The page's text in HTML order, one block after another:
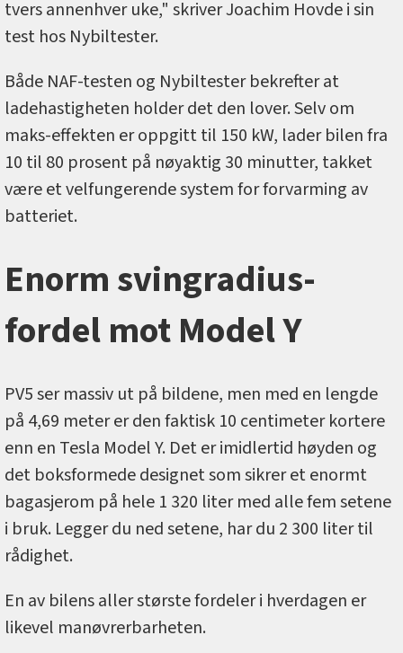
tvers annenhver uke," skriver Joachim Hovde i sin
test hos Nybiltester.
Både NAF-testen og Nybiltester bekrefter at
ladehastigheten holder det den lover. Selv om
maks-effekten er oppgitt til 150 kW, lader bilen fra
10 til 80 prosent på nøyaktig 30 minutter, takket
være et velfungerende system for forvarming av
batteriet.
Enorm svingradius-
fordel mot Model Y
PV5 ser massiv ut på bildene, men med en lengde
på 4,69 meter er den faktisk 10 centimeter kortere
enn en Tesla Model Y. Det er imidlertid høyden og
det boksformede designet som sikrer et enormt
bagasjerom på hele 1 320 liter med alle fem setene
i bruk. Legger du ned setene, har du 2 300 liter til
rådighet.
En av bilens aller største fordeler i hverdagen er
likevel manøvrerbarheten.